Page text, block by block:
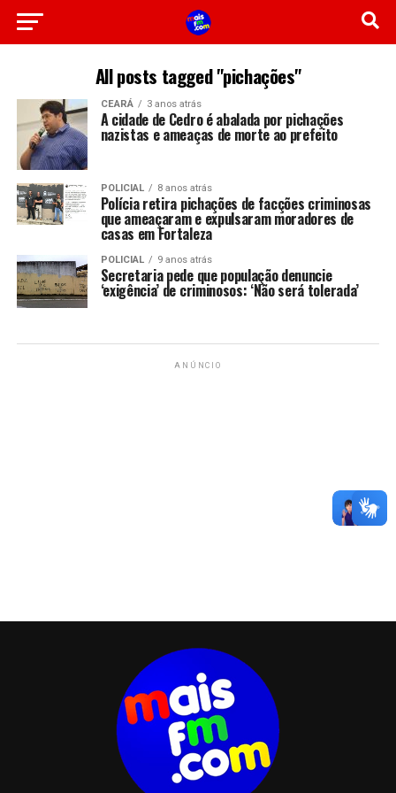
All posts tagged "pichações"
CEARÁ 3 anos atrás
A cidade de Cedro é abalada por pichações
nazistas e ameaças de morte ao prefeito
POLICIAL 8 anos atrás
Polícia retira pichações de facções criminosas
que ameaçaram e expulsaram moradores de
casas em Fortaleza
POLICIAL 9 anos atrás
Secretaria pede que população denuncie
‘exigência’ de criminosos: ‘Não será tolerada’
ANÚNCIO